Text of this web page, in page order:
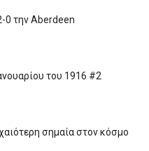
0 την Aberdeen
του 1916 #2
σημαία στον κόσμο